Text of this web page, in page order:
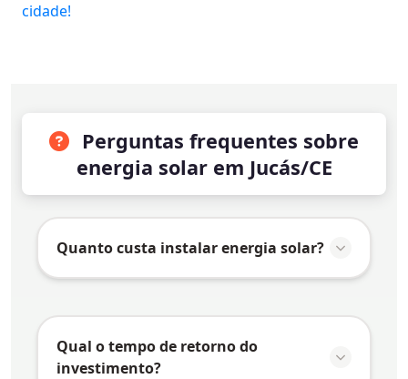
cidade!
Perguntas frequentes sobre
energia solar em Jucás/CE
Quanto custa instalar energia solar?
Jucás/CEvaria conforme vários fatores:
Consumo de energia:Quanto maior o
consumo, maior o sistema necessário e
Qual o tempo de retorno do
investimento?